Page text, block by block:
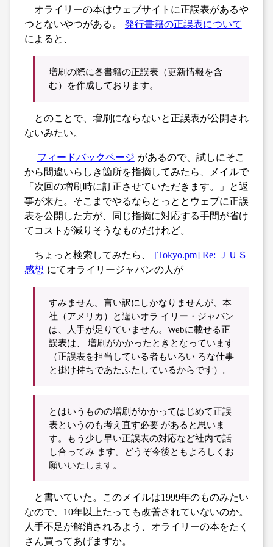
オライリーの本はウェブサイトに正誤表があるや
つとないやつがある。
発行書籍の正誤表について
によると、
増刷の際に各書籍の正誤表（更新情報を含
む）を作成しております。
とのことで、増刷にならないと正誤表が公開され
ないみたい。
フィードバックページ があるので、試しにそこ
から間違いらしき箇所を指摘してみたら、メイルで
「次回の増刷時に訂正させていただきます。」と返
事が来た。そこまでやるならとっととウェブに正誤
表を公開した方が、同じ指摘に対応する手間が省け
てコストが減りそうなものだけれど。
ちょっと検索してみたら、
[Tokyo.pm] Re: ＪＵＳ
感想 にてオライリージャパンの人が
すみません。言い訳にしかなりませんが、本
社（アメリカ）と違いオラ イリー・ジャパン
は、人手が足りていません。Webに載せる正
誤表は、 増刷がかかったときとなっています
（正誤表を担当している者もいろい ろな仕事
と掛け持ちであたふたしているからです）。
とはいうものの増刷がかかってはじめて正誤
表というのも考え直す必要 があると思いま
す。もう少し早い正誤表の対応など社内で話
し合ってみ ます。どうぞ今後ともよろしくお
願いいたします。
と書いていた。このメイルは1999年のものみたい
なので、10年以上たっても改善されていないのか。
人手不足が解消されるよう、オライリーの本をたく
さん買ってあげますか。